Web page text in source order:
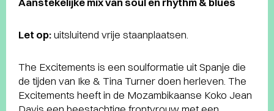
Let op:uitsluitend vrije staanplaatsen.
The Excitements is een soulformatie uit Spanje die
de tijden van Ike & Tina Turner doen herleven. The
Excitements heeft in de Mozambikaanse Koko Jean